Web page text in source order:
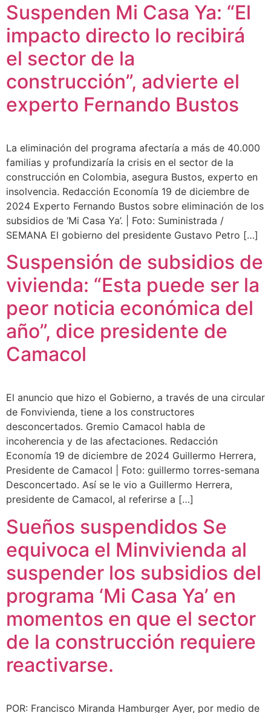
Suspenden Mi Casa Ya: “El
impacto directo lo recibirá
el sector de la
construcción”, advierte el
experto Fernando Bustos
La eliminación del programa afectaría a más de 40.000
familias y profundizaría la crisis en el sector de la
construcción en Colombia, asegura Bustos, experto en
insolvencia. Redacción Economía 19 de diciembre de
2024 Experto Fernando Bustos sobre eliminación de los
subsidios de ‘Mi Casa Ya’. | Foto: Suministrada /
SEMANA El gobierno del presidente Gustavo Petro […]
Suspensión de subsidios de
vivienda: “Esta puede ser la
peor noticia económica del
año”, dice presidente de
Camacol
El anuncio que hizo el Gobierno, a través de una circular
de Fonvivienda, tiene a los constructores
desconcertados. Gremio Camacol habla de
incoherencia y de las afectaciones. Redacción
Economía 19 de diciembre de 2024 Guillermo Herrera,
Presidente de Camacol | Foto: guillermo torres-semana
Desconcertado. Así se le vio a Guillermo Herrera,
presidente de Camacol, al referirse a […]
Sueños suspendidos Se
equivoca el Minvivienda al
suspender los subsidios del
programa ‘Mi Casa Ya’ en
momentos en que el sector
de la construcción requiere
reactivarse.
POR: Francisco Miranda Hamburger Ayer, por medio de